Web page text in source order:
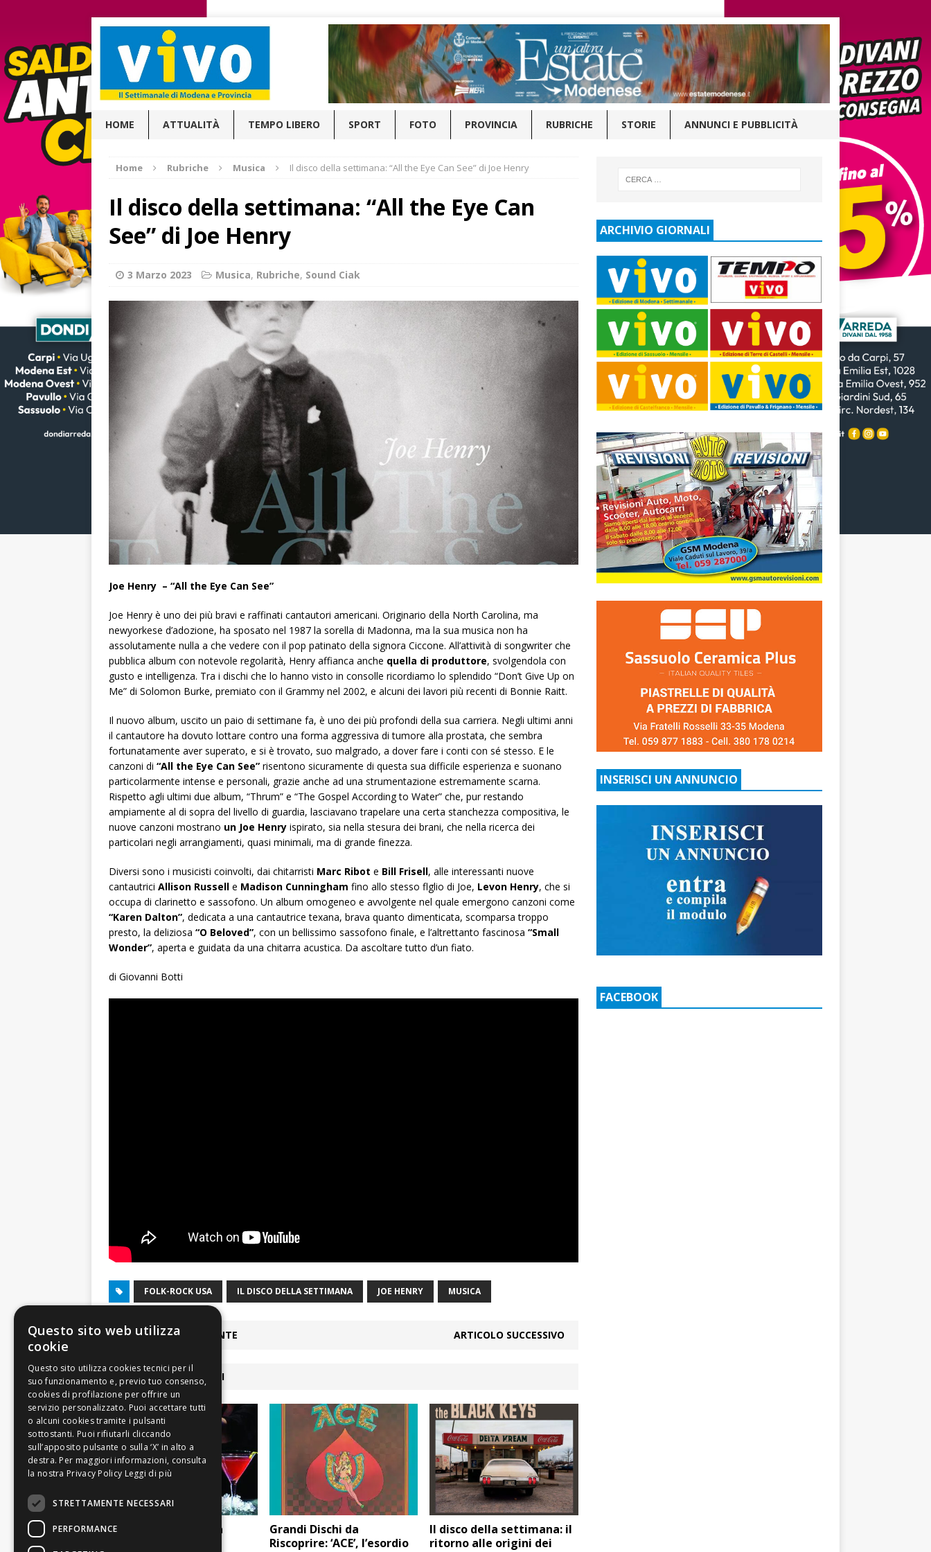
HOME ATTUALITÀ TEMPO LIBERO SPORT FOTO PROVINCIA RUBRICHE STORIE ANNUNCI E PUBBLICITÀ
Home Rubriche Musica Il disco della settimana: “All the Eye Can See” di Joe Henry
Il disco della settimana: “All the Eye Can
See” di Joe Henry
3 Marzo 2023 Musica, Rubriche, Sound Ciak
Joe Henry – “All the Eye Can See”
Joe Henry è uno dei più bravi e raffinati cantautori americani. Originario della North Carolina, ma
newyorkese d’adozione, ha sposato nel 1987 la sorella di Madonna, ma la sua musica non ha
assolutamente nulla a che vedere con il pop patinato della signora Ciccone. All’attività di songwriter che
pubblica album con notevole regolarità, Henry affianca anche quella di produttore, svolgendola con
gusto e intelligenza. Tra i dischi che lo hanno visto in consolle ricordiamo lo splendido “Don’t Give Up on
Me” di Solomon Burke, premiato con il Grammy nel 2002, e alcuni dei lavori più recenti di Bonnie Raitt.
Il nuovo album, uscito un paio di settimane fa, è uno dei più profondi della sua carriera. Negli ultimi anni
il cantautore ha dovuto lottare contro una forma aggressiva di tumore alla prostata, che sembra
fortunatamente aver superato, e si è trovato, suo malgrado, a dover fare i conti con sé stesso. E le
canzoni di “All the Eye Can See” risentono sicuramente di questa sua difficile esperienza e suonano
particolarmente intense e personali, grazie anche ad una strumentazione estremamente scarna.
Rispetto agli ultimi due album, “Thrum” e “The Gospel According to Water” che, pur restando
ampiamente al di sopra del livello di guardia, lasciavano trapelare una certa stanchezza compositiva, le
nuove canzoni mostrano un Joe Henry ispirato, sia nella stesura dei brani, che nella ricerca dei
particolari negli arrangiamenti, quasi minimali, ma di grande finezza.
Diversi sono i musicisti coinvolti, dai chitarristi Marc Ribot e Bill Frisell, alle interessanti nuove
cantautrici Allison Russell e Madison Cunningham fino allo stesso flglio di Joe, Levon Henry, che si
occupa di clarinetto e sassofono. Un album omogeneo e avvolgente nel quale emergono canzoni come
“Karen Dalton”, dedicata a una cantautrice texana, brava quanto dimenticata, scomparsa troppo
presto, la deliziosa “O Beloved”, con un bellissimo sassofono finale, e l’altrettanto fascinosa “Small
Wonder”, aperta e guidata da una chitarra acustica. Da ascoltare tutto d’un fiato.
di Giovanni Botti
FOLK-ROCK USA IL DISCO DELLA SETTIMANA JOE HENRY MUSICA
ARTICOLO PRECEDENTE ARTICOLO SUCCESSIVO
ARTICOLI COLLEGATI
Movida e rumore: da
Grandi Dischi da
Riscoprire: ‘ACE’, l’esordio
Il disco della settimana: il
ritorno alle origini dei
ARCHIVIO GIORNALI
INSERISCI UN ANNUNCIO
FACEBOOK
Questo sito web utilizza
cookie
Leggi di più
STRETTAMENTE NECESSARI
PERFORMANCE